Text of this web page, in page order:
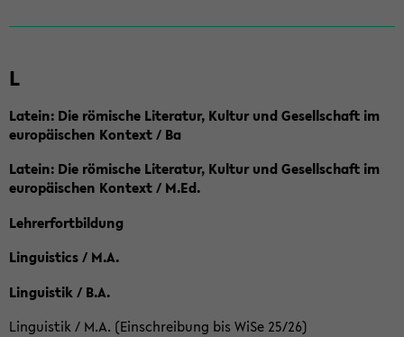
L
Latein: Die römische Literatur, Kultur und Gesellschaft im
europäischen Kontext / Ba
Latein: Die römische Literatur, Kultur und Gesellschaft im
europäischen Kontext / M.Ed.
Lehrerfortbildung
Linguistics / M.A.
Linguistik / B.A.
Linguistik / M.A. (Einschreibung bis WiSe 25/26)